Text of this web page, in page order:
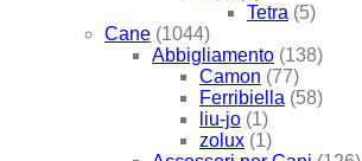
Tetra (5)
Cane (1044)
Abbigliamento (138)
Camon (77)
Ferribiella (58)
liu-jo (1)
zolux (1)